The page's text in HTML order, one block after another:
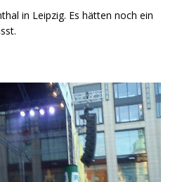
in Leipzig. Es hätten noch ein